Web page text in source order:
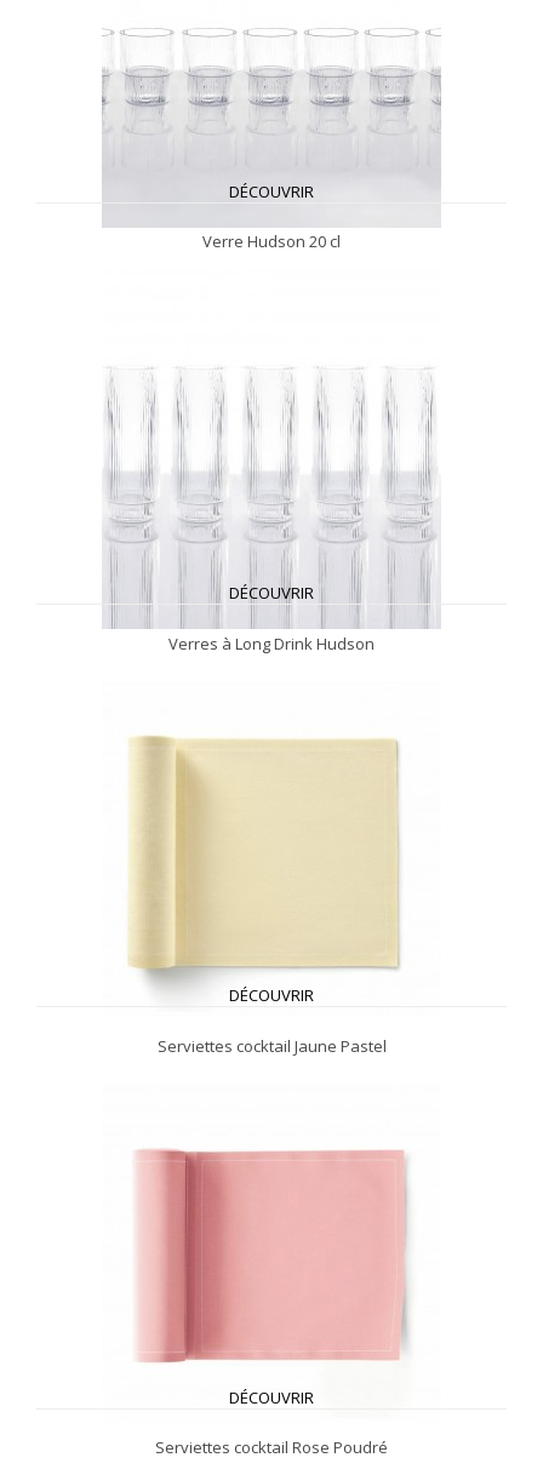
DÉCOUVRIR
Verre Hudson 20 cl
DÉCOUVRIR
Verres à Long Drink Hudson
DÉCOUVRIR
Serviettes cocktail Jaune Pastel
DÉCOUVRIR
Serviettes cocktail Rose Poudré